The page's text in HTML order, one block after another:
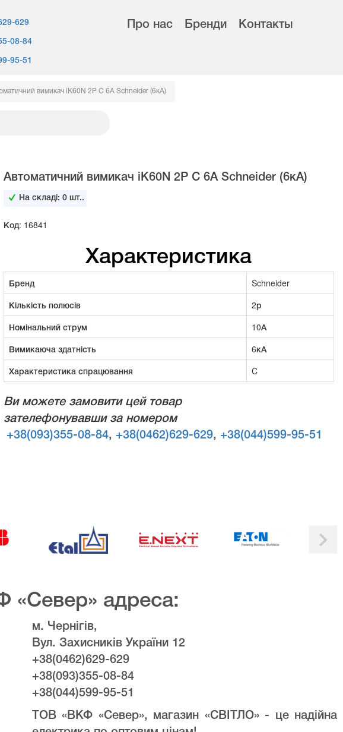
629
08-84
95-51
Про нас Бренди Контакты
вимикач iK60N 2Р C 6А Schneider (6кА)
Автоматичний вимикач iK60N 2Р C 6А Schneider (6кА)
На складі: 0шт..
Код: 16841
Характеристика
Бренд
Schneider
Кількість полюсів
2р
Номінальний струм
10А
Вимикаюча здатність
6кА
Характеристика спрацювання
C
Ви можете замовити цей товар
зателефонувавши за номером
+38(093)355-08-84, +38(0462)629-629, +38(044)599-95-51
«Север» адреса:
м. Чернігів,
Вул. Захисників України 12
+38(0462)629-629
+38(093)355-08-84
+38(044)599-95-51
ТОВ «ВКФ «Север», магазин «СВІТЛО» - це надійна